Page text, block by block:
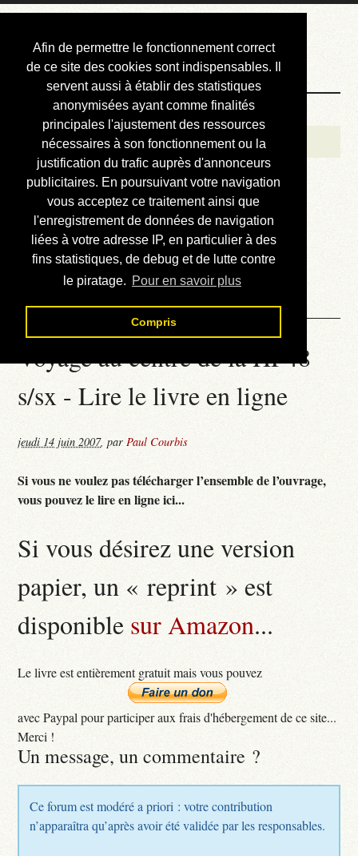
Afin de permettre le fonctionnement correct
de ce site des cookies sont indispensables. Il
servent aussi à établir des statistiques
anonymisées ayant comme finalités
principales l'ajustement des ressources
nécessaires à son fonctionnement ou la
justification du trafic auprès d'annonceurs
publicitaires. En poursuivant votre navigation
vous acceptez ce traitement ainsi que
l'enregistrement de données de navigation
liées à votre adresse IP, en particulier à des
fins statistiques, de debug et de lutte contre
le piratage. Pour en savoir plus
Compris
Courbis, « LE »
Blog Officiel
Bienvenue
Réalisations
Divers (et d’été)
Annonces
Liens externes
Téléchargement
Contact
Voyage au centre de la HP48
s/sx - Lire le livre en ligne
jeudi 14 juin 2007,parPaul Courbis
Si vous ne voulez pas télécharger l’ensemble de l’ouvrage,
vous pouvez le lire en ligne ici...
Si vous désirez une version
papier, un « reprint » est
disponible sur Amazon...
Le livre est entièrement gratuit mais vous pouvez
avec Paypal pour participer aux frais d'hébergement de ce site...
Merci !
Un message, un commentaire ?
Ce forum est modéré a priori : votre contribution
n’apparaîtra qu’après avoir été validée par les responsables.